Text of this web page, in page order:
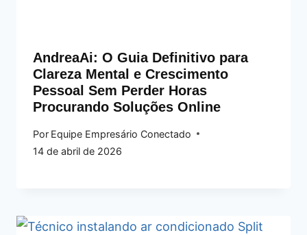
AndreaAi: O Guia Definitivo para
Clareza Mental e Crescimento
Pessoal Sem Perder Horas
Procurando Soluções Online
Por Equipe Empresário Conectado
14 de abril de 2026